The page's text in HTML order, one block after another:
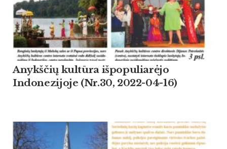
Anykščių kultūra išpopuliarėjo
Indonezijoje (Nr.30, 2022-04-16)